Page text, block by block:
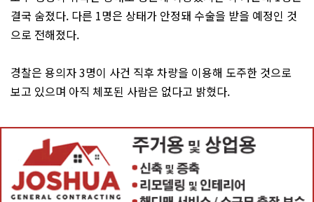
결국 숨졌다. 다른 1명은 상태가 안정돼 수술을 받을 예정인 것
으로 전해졌다.
경찰은 용의자 3명이 사건 직후 차량을 이용해 도주한 것으로
보고 있으며 아직 체포된 사람은 없다고 밝혔다.